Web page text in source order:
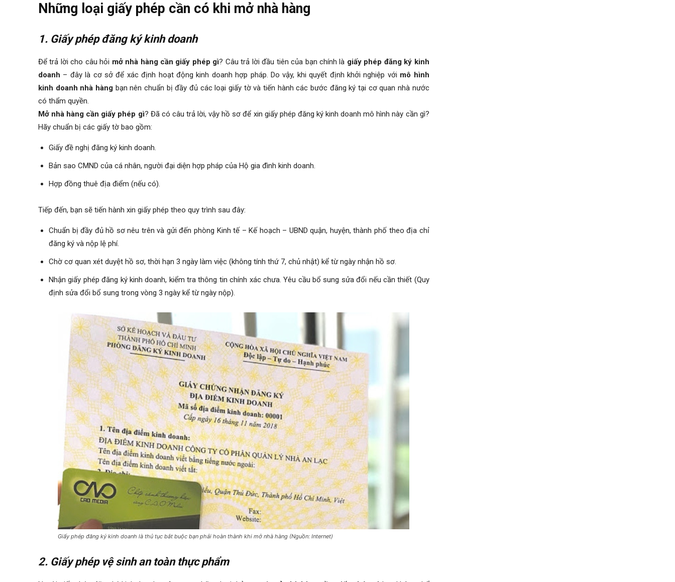
Những loại giấy phép cần có khi mở nhà hàng
1. Giấy phép đăng ký kinh doanh
Để trả lời cho câu hỏi mở nhà hàng cần giấy phép gì? Câu trả lời đầu tiên của bạn chính là giấy phép đăng ký kinh
doanh – đây là cơ sở để xác định hoạt động kinh doanh hợp pháp. Do vậy, khi quyết định khởi nghiệp với mô hình
kinh doanh nhà hàng bạn nên chuẩn bị đầy đủ các loại giấy tờ và tiến hành các bước đăng ký tại cơ quan nhà nước
có thẩm quyền.
Mở nhà hàng cần giấy phép gì? Đã có câu trả lời, vậy hồ sơ để xin giấy phép đăng ký kinh doanh mô hình này cần gì?
Hãy chuẩn bị các giấy tờ bao gồm:
Giấy đề nghị đăng ký kinh doanh.
Bản sao CMND của cá nhân, người đại diện hợp pháp của Hộ gia đình kinh doanh.
Hợp đồng thuê địa điểm (nếu có).
Tiếp đến, bạn sẽ tiến hành xin giấy phép theo quy trình sau đây:
Chuẩn bị đầy đủ hồ sơ nêu trên và gửi đến phòng Kinh tế – Kế hoạch – UBND quận, huyện, thành phố theo địa chỉ
đăng ký và nộp lệ phí.
Chờ cơ quan xét duyệt hồ sơ, thời hạn 3 ngày làm việc (không tính thứ 7, chủ nhật) kể từ ngày nhận hồ sơ.
Nhận giấy phép đăng ký kinh doanh, kiểm tra thông tin chính xác chưa. Yêu cầu bổ sung sửa đổi nếu cần thiết (Quy
định sửa đổi bổ sung trong vòng 3 ngày kể từ ngày nộp).
Giấy phép đăng ký kinh doanh là thủ tục bắt buộc bạn phải hoàn thành khi mở nhà hàng (Nguồn: Internet)
2. Giấy phép vệ sinh an toàn thực phẩm